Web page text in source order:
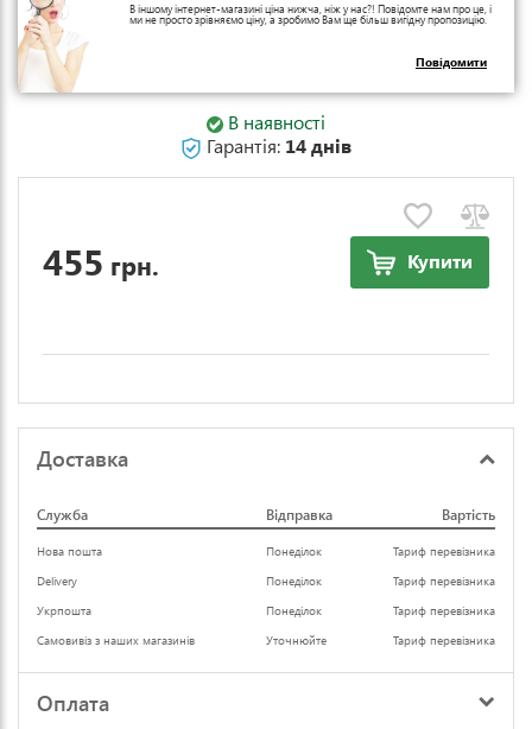
В іншому інтернет-магазині ціна нижча, ніж у нас?! Повідомте нам про це, і
ми не просто зрівняємо ціну, а зробимо Вам ще більш вигідну пропозицію.
Повідомити
В наявності
Гарантія: 14 днів
455 грн. Купити
Доставка
Служба Відправка Вартість
Нова пошта Понеділок
Тариф перевізника
Delivery
Понеділок
Тариф перевізника
Укрпошта
Понеділок
Тариф перевізника
Самовивіз з наших магазинів
Уточнюйте Тариф перевізника
Оплата